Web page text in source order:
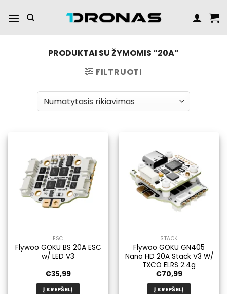
turinį
PRODUKTAI SU ŽYMOMIS “20A”
FILTRUOTI
ESC
Flywoo GOKU BS 20A ESC
w/ LED V3
€35,99
Į KREPŠELĮ
STACK
Flywoo GOKU GN405
Nano HD 20A Stack V3 W/
TXCO ELRS 2.4g
€70,99
Į KREPŠELĮ